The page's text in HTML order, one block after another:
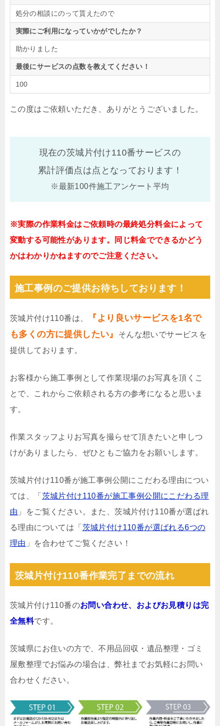
処分の相談にのって貰えたので
実際にご利用になっていかがでしたか？
助かりました
最後にサービスの点数を教えてください！
100
この度はご依頼いただき、ありがとうございました。
現在の茨城片付け110番サービスの
累計評価点は点となっております！
※最新100件施工アンケート平均
※実際の作業料金はご依頼時の最終処分料金によって
変動する可能性があります。同じ料金でできるかどう
かはわかりかねますのでご注意ください。
施工事例のご提供お待ちしております！
茨城片付け110番は、
『より良いサービスを1名で
も多くの方に提供したい』
そんな想いでサービスを
提供しております。
お客様から施工事例として作業現場のお写真を頂くこ
とで、これからご依頼される方の参考になると思いま
す。
作業スタッフよりお写真を撮らせて頂きたいと申しつ
けがありましたら、ぜひともご協力をお願いします。
茨城片付け110番が施工事例公開にこだわる理由につい
ては、「 茨城片付け110番が施工事例公開にこだわる理
由 」をご覧ください。また、茨城片付け110番が選ばれ
る理由については「 茨城片付け110番が選ばれる6つの
理由 」を合わせてご覧ください！
茨城片付け110番作業完了までの流れ
茨城片付け110番のお問い合わせ、およびお見積りは完
全無料です。
茨城県にお住いの方で、不用品回収・遺品整理・ゴミ
屋敷整理でお悩みの場合は、弊社までお気軽にお問い
合わせください。